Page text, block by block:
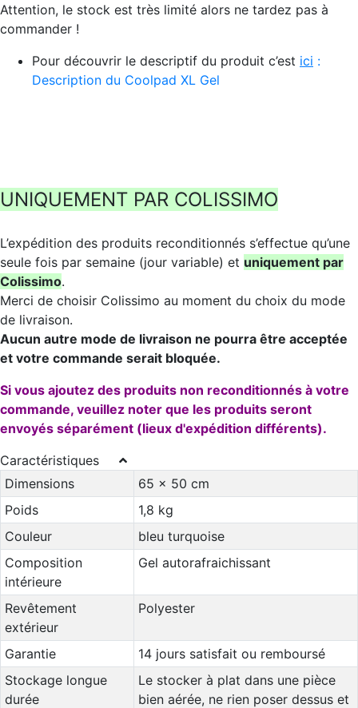
Attention, le stock est très limité alors ne tardez pas à
commander !
Pour découvrir le descriptif du produit c’est ici :
Description du Coolpad XL Gel
UNIQUEMENT PAR COLISSIMO
L’expédition des produits reconditionnés s’effectue qu’une
seule fois par semaine (jour variable) et uniquement par
Colissimo.
Merci de choisir Colissimo au moment du choix du mode
de livraison.
Aucun autre mode de livraison ne pourra être acceptée
et votre commande serait bloquée.
Si vous ajoutez des produits non reconditionnés à votre
commande, veuillez noter que les produits seront
envoyés séparément (lieux d'expédition différents).
Caractéristiques
Dimensions
65 x 50 cm
Poids
1,8 kg
Couleur
bleu turquoise
Composition
intérieure
Gel autorafraichissant
Revêtement
extérieur
Polyester
Garantie
14 jours satisfait ou remboursé
Stockage longue
durée
Le stocker à plat dans une pièce
bien aérée, ne rien poser dessus et